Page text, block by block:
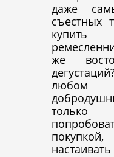
даже
съестных
купить
же
любом